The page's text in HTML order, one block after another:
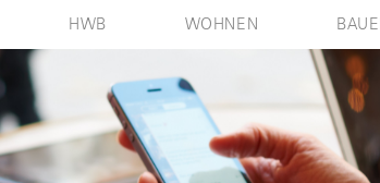
HWB WOHNEN